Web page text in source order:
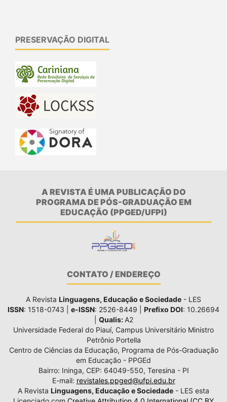
PRESERVAÇÃO DIGITAL
A REVISTA É UMA PUBLICAÇÃO DO
PROGRAMA DE PÓS-GRADUAÇÃO EM
EDUCAÇÃO (PPGED/UFPI)
CONTATO / ENDEREÇO
A Revista Linguagens, Educação e Sociedade - LES
ISSN: 1518-0743 | e-ISSN: 2526-8449 | Prefixo DOI: 10.26694
Qualis: A2
Universidade Federal do Piauí, Campus Universitário Ministro
Petrônio Portella
Centro de Ciências da Educação, Programa de Pós-Graduação
em Educação - PPGEd
Bairro: Ininga, CEP: 64049-550, Teresina - PI
E-mail: revistales.ppged@ufpi.edu.br
A Revista Linguagens, Educação e Sociedade - LES esta